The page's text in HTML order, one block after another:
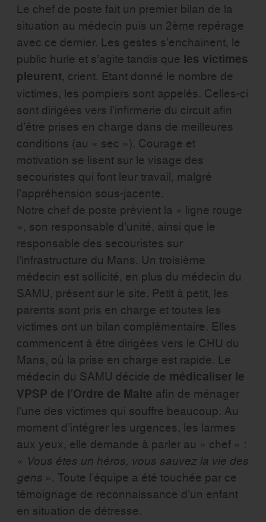
Le chef de poste fait un premier bilan de la
situation au médecin puis un 2ème repérage
avec ce dernier. Les gestes s’enchainent, le
public hurle et s’agite tandis que les victimes
pleurent, crient. Etant donné le nombre de
victimes, les pompiers sont appelés. Celles-ci
sont dirigées vers l’infirmerie du circuit afin
d’être prises en charge dans de meilleures
conditions (au « sec »). Courage et
motivation se lisent sur le visage des
secouristes qui font leur travail, malgré
l’appréhension sous-jacente.
Notre chef de poste prévient la « ligne rouge
», son responsable d’unité, ainsi que le
responsable des secouristes sur
l’infrastructure du Mans. Un troisième
médecin est sollicité, en plus du médecin du
SAMU, présent sur le site. Petit à petit, les
parents sont pris en charge et toutes les
victimes ont un bilan complémentaire. Elles
commencent à être dirigées vers le CHU du
Mans, où la prise en charge est rapide. Le
médecin du SAMU décide de médicaliser le
VPSP de l’Ordre de Malte afin de ménager
l’une des victimes qui souffre beaucoup. Au
moment d’intégrer les urgences, les larmes
aux yeux, elle demande à parler au « chef » :
« Vous êtes un héros, vous sauvez la vie des
gens». Toute l’équipe a été touchée par ce
témoignage de reconnaissance d’un enfant
en situation de détresse.